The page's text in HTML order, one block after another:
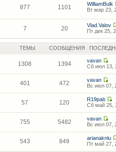
877 1101
WilliamBulk
Вт мар 23,
7 20
Vlad.Valov
Пт дек 25,
ТЕМЫ СООБЩЕНИЯ
1308 1394
vavan
Сб июл 13,
401 472
vavan
Вс июл 07,
57 120
R19pab
Сб май 25,
755 5482
vavan
Вс июл 07,
543 849
arianaknlu
Пт май 27,